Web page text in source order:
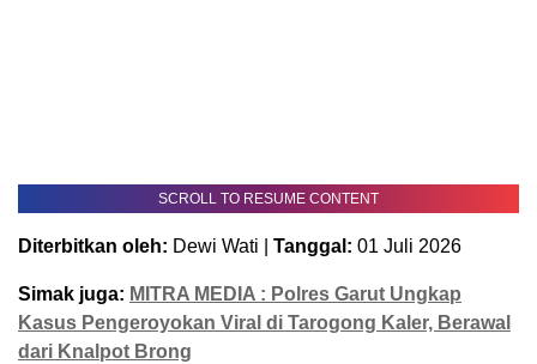
SCROLL TO RESUME CONTENT
Diterbitkan oleh: Dewi Wati | Tanggal: 01 Juli 2026
Simak juga: MITRA MEDIA : Polres Garut Ungkap
Kasus Pengeroyokan Viral di Tarogong Kaler, Berawal
dari Knalpot Brong